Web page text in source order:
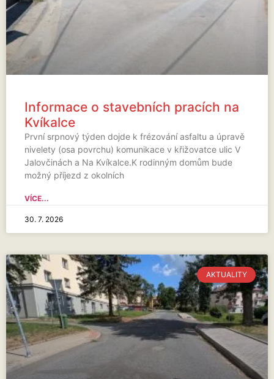
Informace o stavebních pracích na
Kvíkalce
První srpnový týden dojde k frézování asfaltu a úpravě
nivelety (osa povrchu) komunikace v křižovatce ulic V
Jalovčinách a Na Kvíkalce.K rodinným domům bude
možný příjezd z okolních
VÍCE...
30. 7. 2026
AKTUALITY